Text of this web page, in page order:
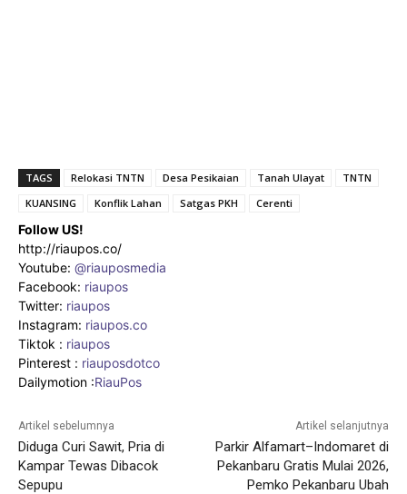
TAGS Relokasi TNTN Desa Pesikaian Tanah Ulayat
TNTN
KUANSING
Konflik Lahan Satgas PKH Cerenti
Follow US!
http://riaupos.co/
Youtube: @riauposmedia
Facebook: riaupos
Twitter: riaupos
Instagram: riaupos.co
Tiktok : riaupos
Pinterest : riauposdotco
Dailymotion :RiauPos
Artikel sebelumnya
Diduga Curi Sawit, Pria di
Kampar Tewas Dibacok
Sepupu
Artikel selanjutnya
Parkir Alfamart–Indomaret di
Pekanbaru Gratis Mulai 2026,
Pemko Pekanbaru Ubah